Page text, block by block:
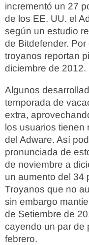
incrementó un 27
de los EE. UU. el
según un estudio
de Bitdefender.
troyanos reportan
diciembre de 2012.
Algunos
temporada de
extra,
los usuarios tienen
del Adware. Así
pronunciada de
de noviembre a
un aumento del 34
Troyanos que no
sin embargo
de Setiembre de
cayendo un par de
febrero.